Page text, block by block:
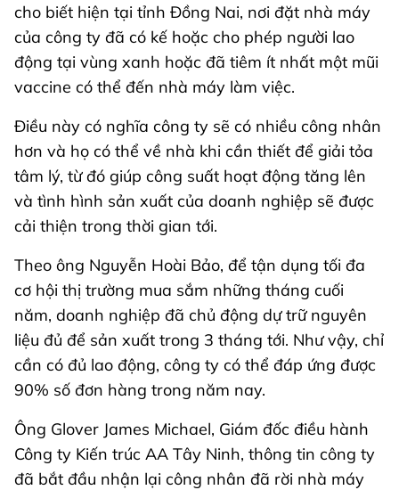
cho biết hiện tại tỉnh Đồng Nai, nơi đặt nhà máy
của công ty đã có kế hoặc cho phép người lao
động tại vùng xanh hoặc đã tiêm ít nhất một mũi
vaccine có thể đến nhà máy làm việc.
Điều này có nghĩa công ty sẽ có nhiều công nhân
hơn và họ có thể về nhà khi cần thiết để giải tỏa
tâm lý, từ đó giúp công suất hoạt động tăng lên
và tình hình sản xuất của doanh nghiệp sẽ được
cải thiện trong thời gian tới.
Theo ông Nguyễn Hoài Bảo, để tận dụng tối đa
cơ hội thị trường mua sắm những tháng cuối
năm, doanh nghiệp đã chủ động dự trữ nguyên
liệu đủ để sản xuất trong 3 tháng tới. Như vậy, chỉ
cần có đủ lao động, công ty có thể đáp ứng được
90% số đơn hàng trong năm nay.
Ông Glover James Michael, Giám đốc điều hành
Công ty Kiến trúc AA Tây Ninh, thông tin công ty
đã bắt đầu nhận lại công nhân đã rời nhà máy